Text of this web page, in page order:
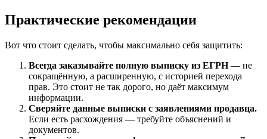
Практические рекомендации
Вот что стоит сделать, чтобы максимально себя защитить:
Всегда заказывайте полную выписку из ЕГРН— не
сокращённую, а расширенную, с историей перехода
прав. Это стоит не так дорого, но даёт максимум
информации.
Сверяйте данные выписки с заявлениями продавца.
Если есть расхождения — требуйте объяснений и
документов.